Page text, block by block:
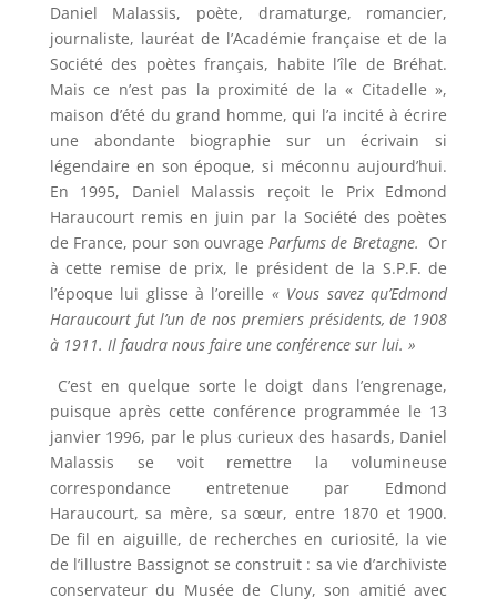
Daniel Malassis, poète, dramaturge, romancier,
journaliste, lauréat de l’Académie française et de la
Société des poètes français, habite l’île de Bréhat.
Mais ce n’est pas la proximité de la « Citadelle »,
maison d’été du grand homme, qui l’a incité à écrire
une abondante biographie sur un écrivain si
légendaire en son époque, si méconnu aujourd’hui.
En 1995, Daniel Malassis reçoit le Prix Edmond
Haraucourt remis en juin par la Société des poètes
de France, pour son ouvrageParfums de Bretagne. Or
à cette remise de prix, le président de la S.P.F. de
l’époque lui glisse à l’oreille « Vous savez qu’Edmond
Haraucourt fut l’un de nos premiers présidents, de 1908
à 1911. Il faudra nous faire une conférence sur lui. »
C’est en quelque sorte le doigt dans l’engrenage,
puisque après cette conférence programmée le 13
janvier 1996, par le plus curieux des hasards, Daniel
Malassis se voit remettre la volumineuse
correspondance entretenue par Edmond
Haraucourt, sa mère, sa sœur, entre 1870 et 1900.
De fil en aiguille, de recherches en curiosité, la vie
de l’illustre Bassignot se construit : sa vie d’archiviste
conservateur du Musée de Cluny, son amitié avec